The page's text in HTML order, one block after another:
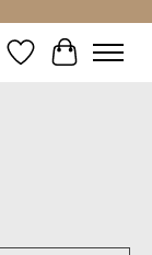
Verlanglijst